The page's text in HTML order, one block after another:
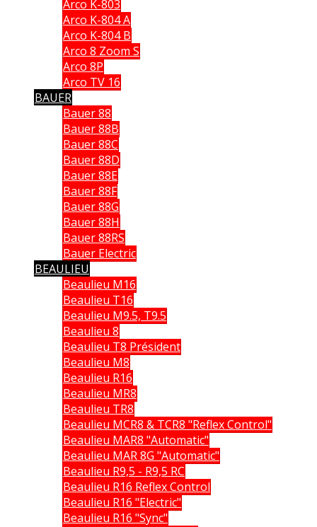
Arco K-803
Arco K-804 A
Arco K-804 B
Arco 8 Zoom S
Arco 8P
Arco TV 16
BAUER
Bauer 88
Bauer 88B
Bauer 88C
Bauer 88D
Bauer 88E
Bauer 88F
Bauer 88G
Bauer 88H
Bauer 88RS
Bauer Electric
BEAULIEU
Beaulieu M16
Beaulieu T16
Beaulieu M9.5, T9.5
Beaulieu 8
Beaulieu T8 Président
Beaulieu M8
Beaulieu R16
Beaulieu MR8
Beaulieu TR8
Beaulieu MCR8 & TCR8 "Reflex Control"
Beaulieu MAR8 "Automatic"
Beaulieu MAR 8G "Automatic"
Beaulieu R9,5 - R9,5 RC
Beaulieu R16 Reflex Control
Beaulieu R16 "Electric"
Beaulieu R16 "Sync"